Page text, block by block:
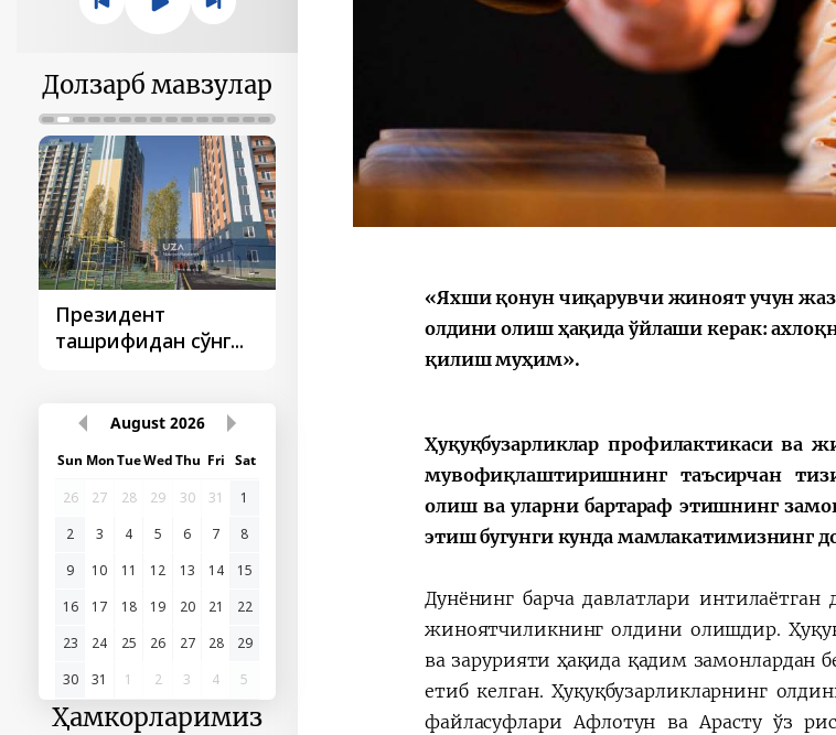
Долзарб мавзулар
Президент
ташрифидан сўнг...
ташрифлари
Қарор ва ижро
August 2026
Sun MonTueWedThu Fri Sat
26
27 28 29 30 31
1
2
3 4 5 6 7
8
9
10 11 12 13 14
15
16
17 18 19 20 21
22
23
24 25 26 27 28
29
30
31 1 2 3 4 5
Ҳамкорларимиз
«Яхши қонун чиқарувчи жиноят учун
олдини олиш ҳақида ўйлаши керак:
қилиш муҳим».
Ҳуқуқбузарликлар профилактикаси
мувофиқлаштиришнинг таъсирчан
олиш ва уларни бартараф этишнинг
этиш бугунги кунда мамлакатимизнинг
Дунёнинг барча давлатлари
жиноятчиликнинг олдини олишдир.
ва зарурияти ҳақида қадим замонлардан
етиб келган. Ҳуқуқбузарликларнинг
файласуфлари Aфлотун ва Aрасту ўз